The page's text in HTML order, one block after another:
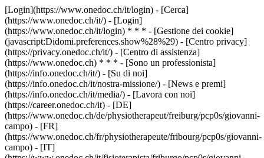
[Login](https://www.onedoc.ch/it/login) - [Cerca]
(https://www.onedoc.ch/it/) - [Login]
(https://www.onedoc.ch/it/login) * * * - [Gestione dei cookie]
(javascript:Didomi.preferences.show%28%29) - [Centro privacy]
(https://privacy.onedoc.ch/it/) - [Centro di assistenza]
(https://www.onedoc.ch) * * * - [Sono un professionista]
(https://info.onedoc.ch/it/) - [Su di noi]
(https://info.onedoc.ch/it/nostra-missione/) - [News e premi]
(https://info.onedoc.ch/it/media/) - [Lavora con noi]
(https://career.onedoc.ch/it) - [DE]
(https://www.onedoc.ch/de/physiotherapeut/freiburg/pcp0s/giovanni-
campo) - [FR]
(https://www.onedoc.ch/fr/physiotherapeute/fribourg/pcp0s/giovanni-
campo) - [IT]